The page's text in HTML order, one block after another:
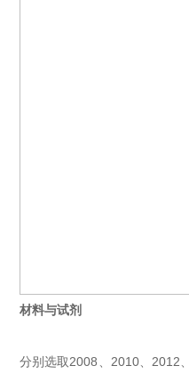
材料与试剂
分别选取2008、2010、2012